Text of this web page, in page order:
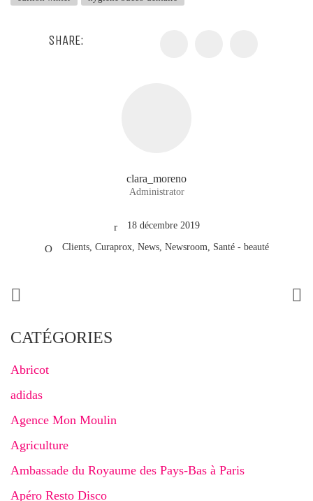
SHARE:
clara_moreno
Administrator
18 décembre 2019
Clients, Curaprox, News, Newsroom, Santé - beauté
CATÉGORIES
Abricot
adidas
Agence Mon Moulin
Agriculture
Ambassade du Royaume des Pays-Bas à Paris
Apéro Resto Disco